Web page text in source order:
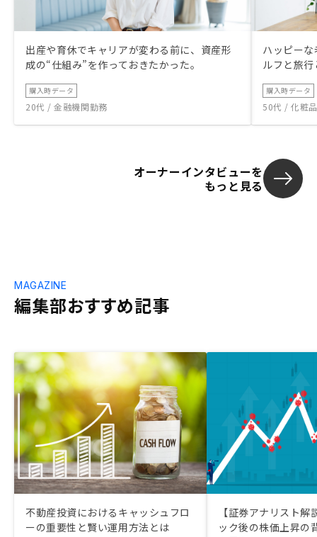
出産や育休でキャリアが変わる前に、資産形
成の“仕組み”を作っておきたかった。
購入時データ
20代 / 金融機関勤務
ハッピー
ルフと旅
購入時データ
50代 / 化粧
オーナーインタビューを
もっと見る
編集部おすすめ記事
MAGAZINE
不動産投資におけるキャッシュフロ
ーの重要性と賢い運用方法とは
【証券アナリスト
ック後の株価上昇の